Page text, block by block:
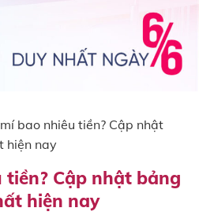
bao nhiêu tiền? Cập nhật
hiện nay
tiền? Cập nhật bảng
hiện nay